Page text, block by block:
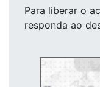
Para liberar o
responda ao